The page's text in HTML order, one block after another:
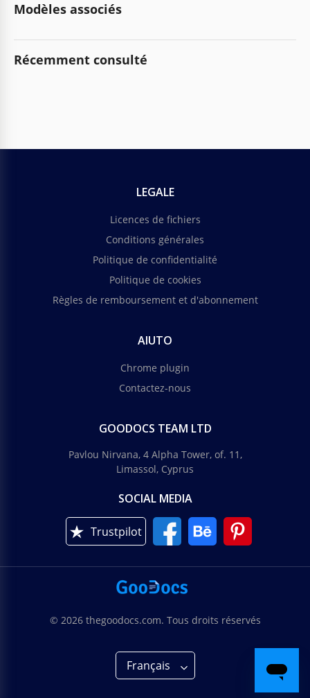
Modèles associés
Récemment consulté
LEGALE
Licences de fichiers
Conditions générales
Politique de confidentialité
Politique de cookies
Règles de remboursement et d'abonnement
AIUTO
Chrome plugin
Contactez-nous
GOODOCS TEAM LTD
Pavlou Nirvana, 4 Alpha Tower, of. 11,
Limassol, Cyprus
SOCIAL MEDIA
Trustpilot
© 2026 thegoodocs.com. Tous droits réservés
Français